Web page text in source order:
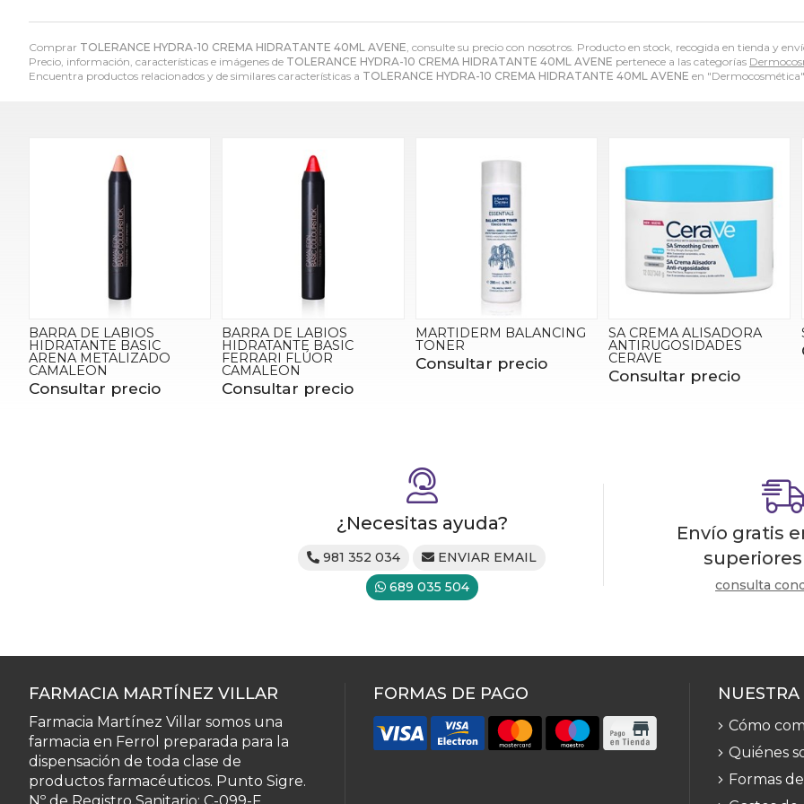
Comprar TOLERANCE HYDRA-10 CREMA HIDRATANTE 40ML AVENE, consulte su precio con nosotros. Producto en stock, recogida en tienda y
Precio, información, características e imágenes de TOLERANCE HYDRA-10 CREMA HIDRATANTE 40ML AVENE pertenece a las categorías
Encuentra productos relacionados y de similares características a TOLERANCE HYDRA-10 CREMA HIDRATANTE 40ML AVENE en
BARRA DE LABIOS
HIDRATANTE BASIC
ARENA METALIZADO
CAMALEON
Consultar precio
BARRA DE LABIOS
HIDRATANTE BASIC
FERRARI FLÚOR
CAMALEON
Consultar precio
MARTIDERM BALANCING
TONER
Consultar precio
SA CREMA ALISADORA
ANTIRUGOSIDADES
CERAVE
Consultar precio
¿Necesitas ayuda?
981 352 034
ENVIAR EMAIL
689 035 504
Envío gratis
consulta
FARMACIA MARTÍNEZ VILLAR
Farmacia Martínez Villar somos una
farmacia en Ferrol preparada para la
dispensación de toda clase de
productos farmacéuticos. Punto Sigre.
FORMAS DE PAGO
Cómo
Quiénes
Formas